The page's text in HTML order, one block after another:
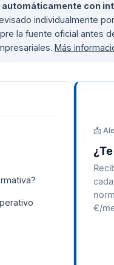
con
individualmente
la fuente oficial antes
Más
📩
€/